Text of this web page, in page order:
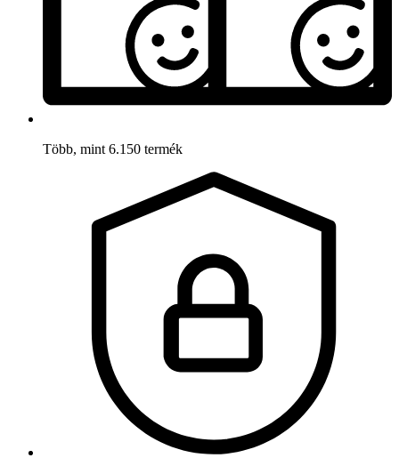
Több, mint 6.150 termék